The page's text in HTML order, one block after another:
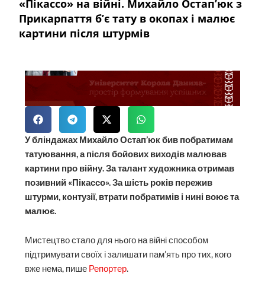
«Пікассо» на війні. Михайло Остап’юк з
Прикарпаття б’є тату в окопах і малює
картини після штурмів
У бліндажах Михайло Остап’юк бив побратимам
татуювання, а після бойових виходів малював
картини про війну. За талант художника отримав
позивний «Пікассо». За шість років пережив
штурми, контузії, втрати побратимів і нині воює та
малює.
Мистецтво стало для нього на війні способом
підтримувати своїх і залишати пам’ять про тих, кого
вже нема, пише Репортер.